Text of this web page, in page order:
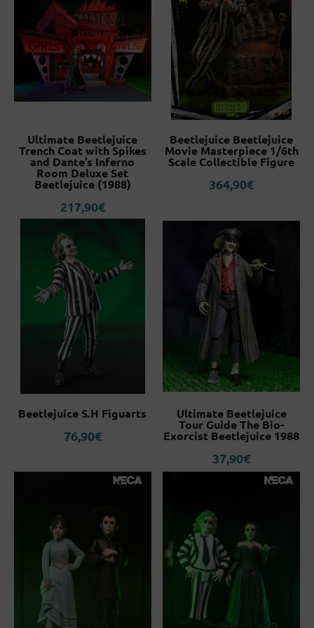
Ultimate Beetlejuice
Trench Coat with Spikes
and Dante’s Inferno
Room Deluxe Set
Beetlejuice (1988)
217,90€
Beetlejuice Beetlejuice
Movie Masterpiece 1/6th
Scale Collectible Figure
364,90€
Beetlejuice S.H Figuarts
76,90€
Ultimate Beetlejuice
Tour Guide The Bio-
Exorcist Beetlejuice 1988
37,90€